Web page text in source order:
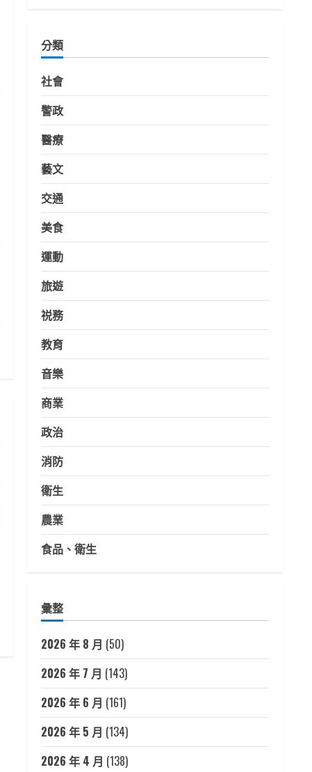
分類
社會
警政
醫療
藝文
交通
美食
運動
旅遊
祱務
教育
音樂
商業
政治
消防
衛生
農業
食品、衛生
彙整
2026 年 8 月 (50)
2026 年 7 月 (143)
2026 年 6 月 (161)
2026 年 5 月 (134)
2026 年 4 月 (138)